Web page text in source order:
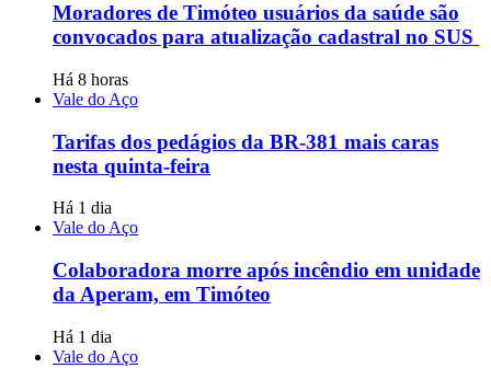
Moradores de Timóteo usuários da saúde são
convocados para atualização cadastral no SUS
Há 8 horas
Vale do Aço
Tarifas dos pedágios da BR-381 mais caras
nesta quinta-feira
Há 1 dia
Vale do Aço
Colaboradora morre após incêndio em unidade
da Aperam, em Timóteo
Há 1 dia
Vale do Aço